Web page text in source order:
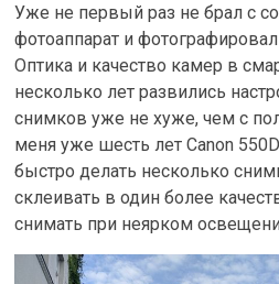
Уже не первый раз не брал с
фотоаппарат и
Оптика и качество камер в
несколько лет развились
снимков уже не хуже, чем с
меня уже шесть лет Canon
быстро делать несколько
склеивать в один более
снимать при неярком